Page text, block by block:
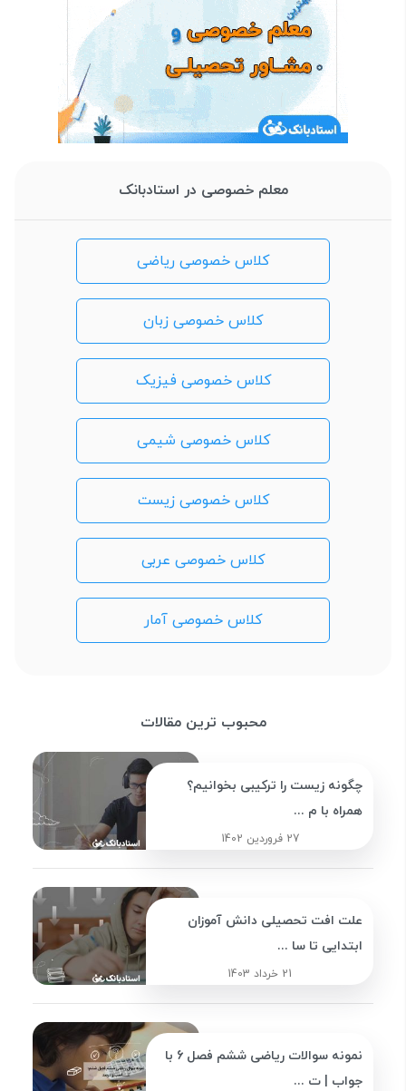
معلم خصوصی در استادبانک
کلاس خصوصی ریاضی
کلاس خصوصی زبان
کلاس خصوصی فیزیک
کلاس خصوصی شیمی
کلاس خصوصی زیست
کلاس خصوصی عربی
کلاس خصوصی آمار
محبوب ترین مقالات
چگونه زیست را ترکیبی بخوانیم؟
همراه با م ...
27 فروردین 1402
علت افت تحصیلی دانش آموزان
ابتدایی تا سا ...
21 خرداد 1403
نمونه سوالات ریاضی ششم فصل 6 با
جواب | ت ...